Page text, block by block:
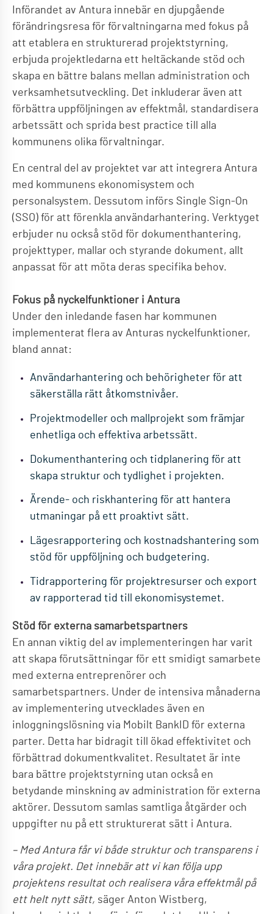
Införandet av Antura innebär en djupgående
förändringsresa för förvaltningarna med fokus på
att etablera en strukturerad projektstyrning,
erbjuda projektledarna ett heltäckande stöd och
skapa en bättre balans mellan administration och
verksamhetsutveckling. Det inkluderar även att
förbättra uppföljningen av effektmål, standardisera
arbetssätt och sprida best practice till alla
kommunens olika förvaltningar.
En central del av projektet var att integrera Antura
med kommunens ekonomisystem och
personalsystem. Dessutom införs Single Sign-On
(SSO) för att förenkla användarhantering. Verktyget
erbjuder nu också stöd för dokumenthantering,
projekttyper, mallar och styrande dokument, allt
anpassat för att möta deras specifika behov.
Fokus på nyckelfunktioner i Antura
Under den inledande fasen har kommunen
implementerat flera av Anturas nyckelfunktioner,
bland annat:
Användarhantering och behörigheter för att
säkerställa rätt åtkomstnivåer.
Projektmodeller och mallprojekt som främjar
enhetliga och effektiva arbetssätt.
Dokumenthantering och tidplanering för att
skapa struktur och tydlighet i projekten.
Ärende- och riskhantering för att hantera
utmaningar på ett proaktivt sätt.
Lägesrapportering och kostnadshantering som
stöd för uppföljning och budgetering.
Tidrapportering för projektresurser och export
av rapporterad tid till ekonomisystemet.
Stöd för externa samarbetspartners
En annan viktig del av implementeringen har varit
att skapa förutsättningar för ett smidigt samarbete
med externa entreprenörer och
samarbetspartners. Under de intensiva månaderna
av implementering utvecklades även en
inloggningslösning via Mobilt BankID för externa
parter. Detta har bidragit till ökad effektivitet och
förbättrad dokumentkvalitet. Resultatet är inte
bara bättre projektstyrning utan också en
betydande minskning av administration för externa
aktörer. Dessutom samlas samtliga åtgärder och
uppgifter nu på ett strukturerat sätt i Antura.
– Med Antura får vi både struktur och transparens i
våra projekt. Det innebär att vi kan följa upp
projektens resultat och realisera våra effektmål på
ett helt nytt sätt, säger Anton Wistberg,